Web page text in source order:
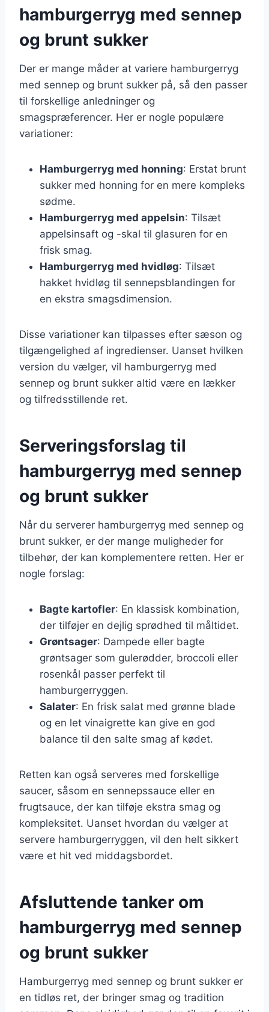
hamburgerryg med sennep
og brunt sukker
Der er mange måder at variere hamburgerryg
med sennep og brunt sukker på, så den passer
til forskellige anledninger og
smagspræferencer. Her er nogle populære
variationer:
Hamburgerryg med honning: Erstat brunt
sukker med honning for en mere kompleks
sødme.
Hamburgerryg med appelsin: Tilsæt
appelsinsaft og -skal til glasuren for en
frisk smag.
Hamburgerryg med hvidløg: Tilsæt
hakket hvidløg til sennepsblandingen for
en ekstra smagsdimension.
Disse variationer kan tilpasses efter sæson og
tilgængelighed af ingredienser. Uanset hvilken
version du vælger, vil hamburgerryg med
sennep og brunt sukker altid være en lækker
og tilfredsstillende ret.
Serveringsforslag til
hamburgerryg med sennep
og brunt sukker
Når du serverer hamburgerryg med sennep og
brunt sukker, er der mange muligheder for
tilbehør, der kan komplementere retten. Her er
nogle forslag:
Bagte kartofler: En klassisk kombination,
der tilføjer en dejlig sprødhed til måltidet.
Grøntsager: Dampede eller bagte
grøntsager som gulerødder, broccoli eller
rosenkål passer perfekt til
hamburgerryggen.
Salater: En frisk salat med grønne blade
og en let vinaigrette kan give en god
balance til den salte smag af kødet.
Retten kan også serveres med forskellige
saucer, såsom en sennepssauce eller en
frugtsauce, der kan tilføje ekstra smag og
kompleksitet. Uanset hvordan du vælger at
servere hamburgerryggen, vil den helt sikkert
være et hit ved middagsbordet.
Afsluttende tanker om
hamburgerryg med sennep
og brunt sukker
Hamburgerryg med sennep og brunt sukker er
en tidløs ret, der bringer smag og tradition